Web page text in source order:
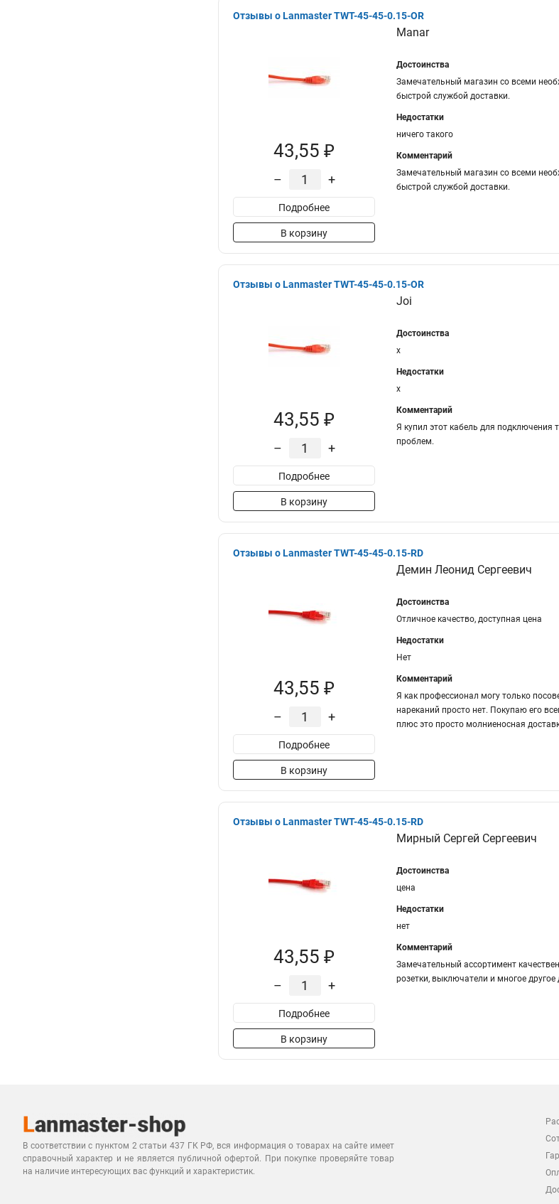
Отзывы о Lanmaster TWT-45-45-0.15-OR
43,55 ₽
– +
Подробнее
В корзину
Manar
Достоинства
Замечательный магазин со всеми
быстрой службой доставки.
Недостатки
ничего такого
Комментарий
Замечательный магазин со всеми
быстрой службой доставки.
Отзывы о Lanmaster TWT-45-45-0.15-OR
43,55 ₽
– +
Подробнее
В корзину
Joi
Достоинства
x
Недостатки
x
Комментарий
Я купил этот кабель для подключения
проблем.
Отзывы о Lanmaster TWT-45-45-0.15-RD
43,55 ₽
– +
Подробнее
В корзину
Демин Леонид Сергеевич
Достоинства
Отличное качество, доступная цена
Недостатки
Нет
Комментарий
Я как профессионал могу только
нареканий просто нет. Покупаю его
плюс это просто молниеносная
Отзывы о Lanmaster TWT-45-45-0.15-RD
43,55 ₽
– +
Подробнее
В корзину
Мирный Сергей Сергеевич
Достоинства
цена
Недостатки
нет
Комментарий
Замечательный ассортимент
розетки, выключатели и многое
В соответствии с пунктом 2 статьи 437 ГК РФ, вся информация о товарах на сайте имеет
справочный характер и не является публичной офертой. При покупке проверяйте товар
на наличие интересующих вас функций и характеристик.